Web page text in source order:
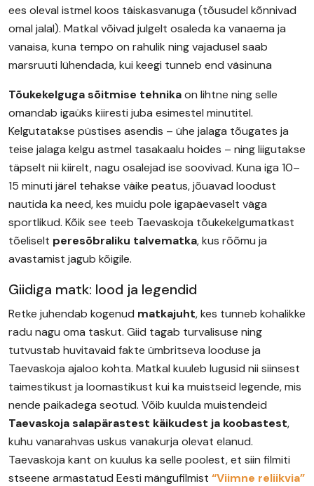
ees oleval istmel koos täiskasvanuga (tõusudel kõnnivad
omal jalal). Matkal võivad julgelt osaleda ka vanaema ja
vanaisa, kuna tempo on rahulik ning vajadusel saab
marsruuti lühendada, kui keegi tunneb end väsinuna
Tõukekelguga sõitmise tehnikaon lihtne ning selle
omandab igaüks kiiresti juba esimestel minutitel.
Kelgutatakse püstises asendis – ühe jalaga tõugates ja
teise jalaga kelgu astmel tasakaalu hoides – ning liigutakse
täpselt nii kiirelt, nagu osalejad ise soovivad. Kuna iga 10–
15 minuti järel tehakse väike peatus, jõuavad loodust
nautida ka need, kes muidu pole igapäevaselt väga
sportlikud. Kõik see teeb Taevaskoja tõukekelgumatkast
tõeliselt peresõbraliku talvematka, kus rõõmu ja
avastamist jagub kõigile.
Giidiga matk: lood ja legendid
Retke juhendab kogenud matkajuht, kes tunneb kohalikke
radu nagu oma taskut. Giid tagab turvalisuse ning
tutvustab huvitavaid fakte ümbritseva looduse ja
Taevaskoja ajaloo kohta. Matkal kuuleb lugusid nii siinsest
taimestikust ja loomastikust kui ka muistseid legende, mis
nende paikadega seotud. Võib kuulda muistendeid
Taevaskoja salapärastest käikudest ja koobastest,
kuhu vanarahvas uskus vanakurja olevat elanud.
Taevaskoja kant on kuulus ka selle poolest, et siin filmiti
stseene armastatud Eesti mängufilmist “Viimne reliikvia”